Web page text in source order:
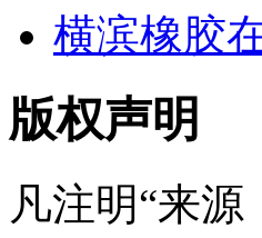
横滨橡胶
版权声明
凡注明“来